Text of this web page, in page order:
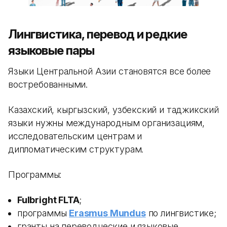
Лингвистика, перевод и редкие
языковые пары
Языки Центральной Азии становятся все более
востребованными.
Казахский, кыргызский, узбекский и таджикский
языки нужны международным организациям,
исследовательским центрам и
дипломатическим структурам.
Программы:
Fulbright FLTA;
программы Erasmus Mundusпо лингвистике;